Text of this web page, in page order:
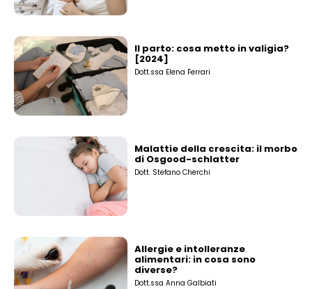
Il parto: cosa metto in valigia?
[2024]
Dott.ssa Elena Ferrari
Malattie della crescita: il morbo
di Osgood-schlatter
Dott. Stefano Cherchi
Allergie e intolleranze
alimentari: in cosa sono
diverse?
Dott.ssa Anna Galbiati